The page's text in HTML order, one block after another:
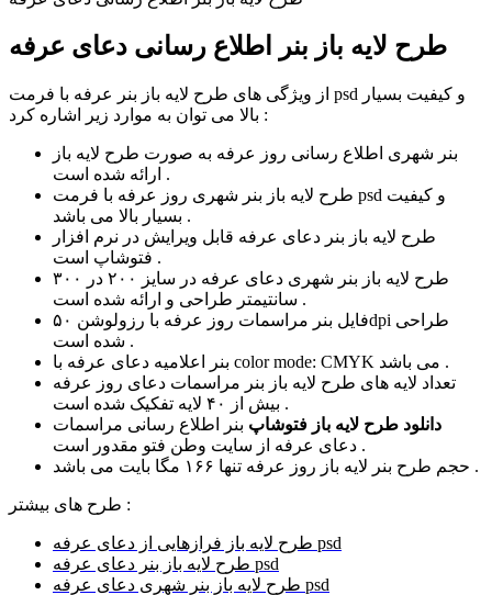
طرح لایه باز بنر اطلاع رسانی دعای عرفه
از ویژگی های طرح لایه باز بنر عرفه با فرمت psd و کیفیت بسیار
بالا می توان به موارد زیر اشاره کرد :
بنر شهری اطلاع رسانی روز عرفه به صورت طرح لایه باز
ارائه شده است .
طرح لایه باز بنر شهری روز عرفه با فرمت psd و کیفیت
بسیار بالا می باشد .
طرح لایه باز بنر دعای عرفه قابل ویرایش در نرم افزار
فتوشاپ است .
طرح لایه باز بنر شهری دعای عرفه در سایز ۲۰۰ در ۳۰۰
سانتیمتر طراحی و ارائه شده است .
فایل بنر مراسمات روز عرفه با رزولوشن ۵۰dpi طراحی
شده است .
بنر اعلامیه دعای عرفه با color mode: CMYK می باشد .
تعداد لایه های طرح لایه باز بنر مراسمات دعای روز عرفه
بیش از ۴۰ لایه تفکیک شده است .
دانلود طرح لایه باز فتوشاپ بنر اطلاع رسانی مراسمات
دعای عرفه از سایت وطن فتو مقدور است .
حجم طرح بنر لایه باز روز عرفه تنها ۱۶۶ مگا بایت می باشد .
طرح های بیشتر :
طرح لایه باز فرازهایی از دعای عرفه psd
طرح لایه باز بنر دعای عرفه psd
طرح لایه باز بنر شهری دعای عرفه psd